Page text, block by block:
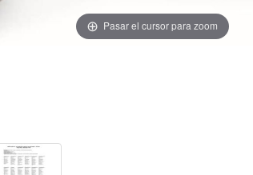
Pasar el cursor para zoom